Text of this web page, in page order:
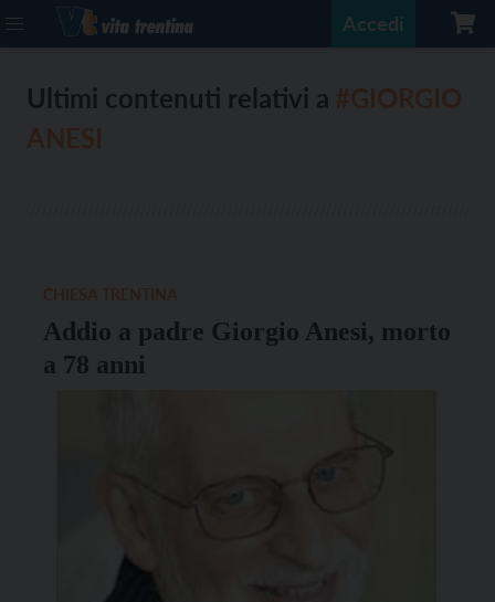
Accedi
Ultimi contenuti relativi a
Addio a padre Giorgio Anesi, morto
a 78 anni